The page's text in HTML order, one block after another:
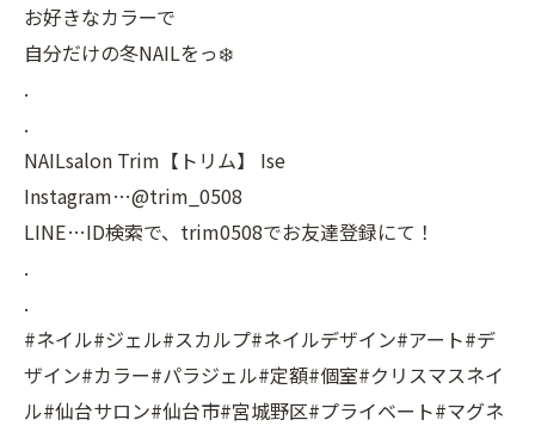
お好きなカラーで
自分だけの冬NAILをっ❄️
.
.
NAILsalon Trim【トリム】 Ise
Instagram…@trim_0508
LINE…ID検索で、trim0508でお友達登録にて！
.
.
#ネイル#ジェル#スカルプ#ネイルデザイン#アート#デ
ザイン#カラー#パラジェル#定額#個室#クリスマスネイ
ル#仙台サロン#仙台市#宮城野区#プライベート#マグネ